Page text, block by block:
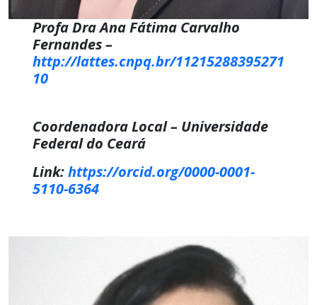
Profa Dra Ana Fátima Carvalho
Fernandes –
http://lattes.cnpq.br/11215288395271
10
Coordenadora Local – Universidade
Federal do Ceará
Link:https://orcid.org/0000-0001-
5110-6364